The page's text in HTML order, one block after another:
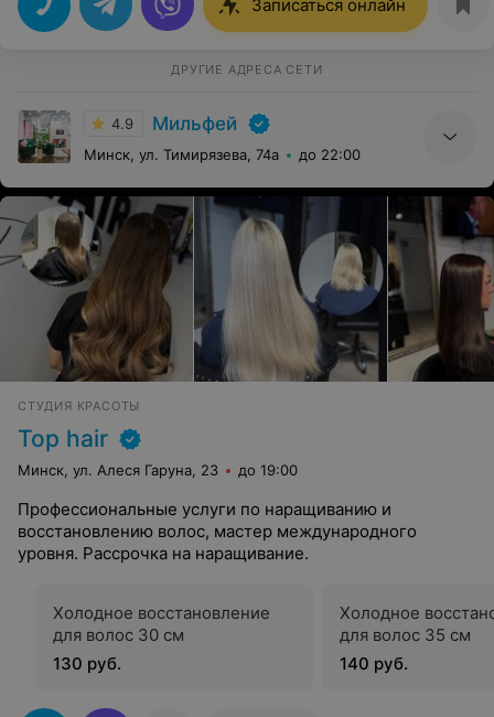
Записаться онлайн
ДРУГИЕ АДРЕСА СЕТИ
4.9 Мильфей
Минск, ул. Тимирязева, 74а до 22:00
СТУДИЯ КРАСОТЫ
Top hair
Минск, ул. Алеся Гаруна, 23 до 19:00
Профессиональные услуги по наращиванию и
восстановлению волос, мастер международного
уровня. Рассрочка на наращивание.
Холодное восстановление
для волос 30 см
130 руб.
Холодное
для волос 35 см
140 руб.